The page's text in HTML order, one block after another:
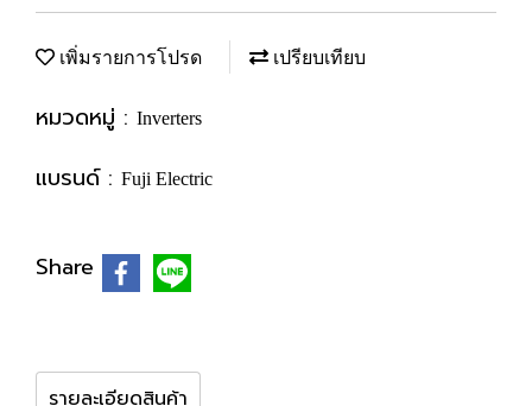
เพิ่มรายการโปรด เปรียบเทียบ
หมวดหมู่ : Inverters
แบรนด์ : Fuji Electric
Share
รายละเอียดสินค้า